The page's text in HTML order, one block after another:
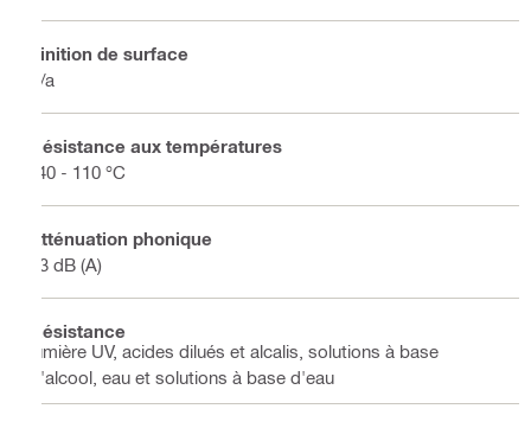
Finition de surface
n/a
Résistance aux températures
-40 - 110 °C
Atténuation phonique
13 dB (A)
Résistance
lumière UV, acides dilués et alcalis, solutions à base
d'alcool, eau et solutions à base d'eau